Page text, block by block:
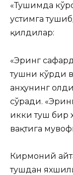
«Тушимда
устимга
қилдилар:
«Эринг
тушни кўрди
анҳунинг
сўради.
икки туш бир
вақтига
Кирмоний
тушдан